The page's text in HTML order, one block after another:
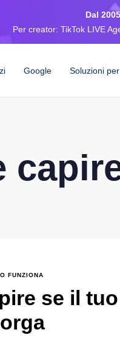
Dal
Per creator: TikTok LIVE
Google Soluzioni
FUNZIONA
se il